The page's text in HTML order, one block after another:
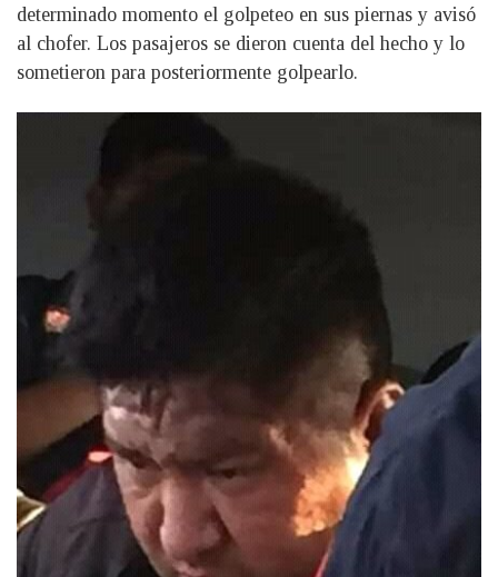
determinado momento el golpeteo en sus piernas y avisó
al chofer. Los pasajeros se dieron cuenta del hecho y lo
sometieron para posteriormente golpearlo.